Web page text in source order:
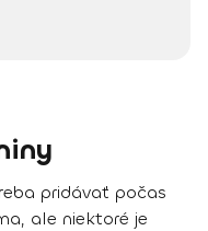
pridávať počas
ale niektoré je